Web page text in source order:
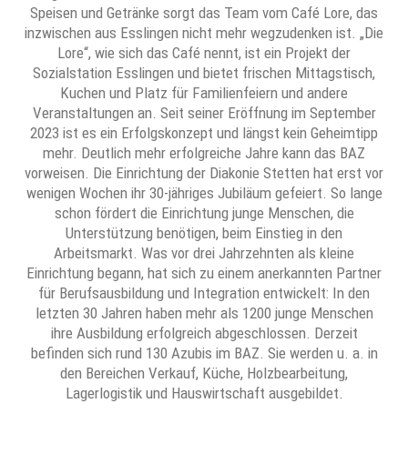
Speisen und Getränke sorgt das Team vom Café Lore, das
inzwischen aus Esslingen nicht mehr wegzudenken ist. „Die
Lore“, wie sich das Café nennt, ist ein Projekt der
Sozialstation Esslingen und bietet frischen Mittagstisch,
Kuchen und Platz für Familienfeiern und andere
Veranstaltungen an. Seit seiner Eröffnung im September
2023 ist es ein Erfolgskonzept und längst kein Geheimtipp
mehr. Deutlich mehr erfolgreiche Jahre kann das BAZ
vorweisen. Die Einrichtung der Diakonie Stetten hat erst vor
wenigen Wochen ihr 30-jähriges Jubiläum gefeiert. So lange
schon fördert die Einrichtung junge Menschen, die
Unterstützung benötigen, beim Einstieg in den
Arbeitsmarkt. Was vor drei Jahrzehnten als kleine
Einrichtung begann, hat sich zu einem anerkannten Partner
für Berufsausbildung und Integration entwickelt: In den
letzten 30 Jahren haben mehr als 1200 junge Menschen
ihre Ausbildung erfolgreich abgeschlossen. Derzeit
befinden sich rund 130 Azubis im BAZ. Sie werden u. a. in
den Bereichen Verkauf, Küche, Holzbearbeitung,
Lagerlogistik und Hauswirtschaft ausgebildet.